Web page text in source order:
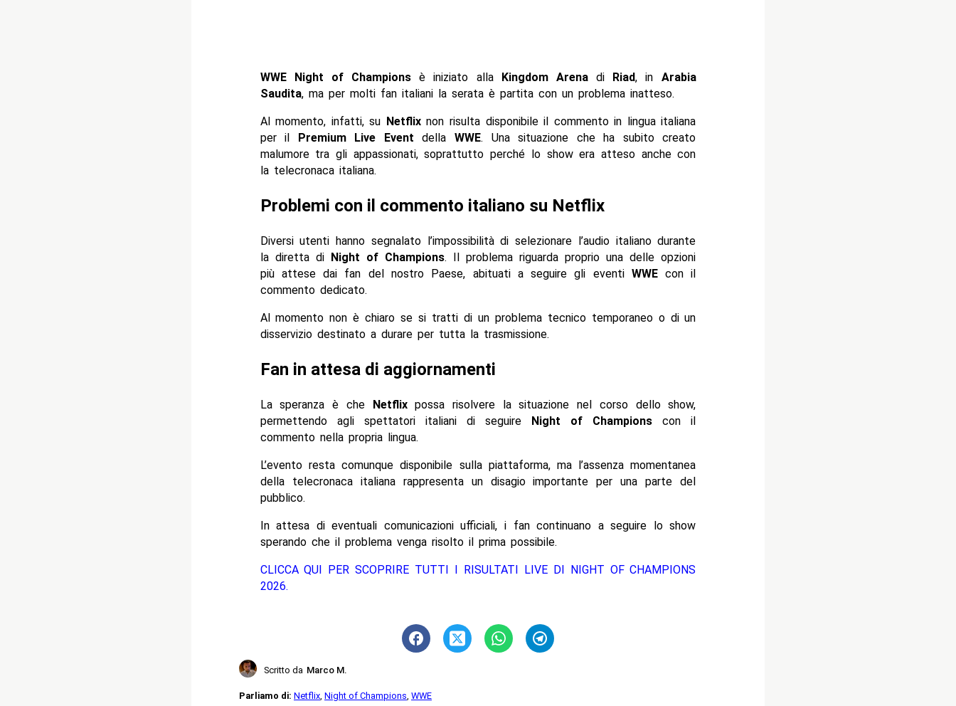
WWE Night of Champions è iniziato alla Kingdom Arenadi Riad, in Arabia
Saudita, ma per molti fan italiani la serata è partita con un problema inatteso.
Al momento, infatti, su Netflixnon risulta disponibile il commento in lingua italiana
per il Premium Live Event dellaWWE. Una situazione che ha subito creato
malumore tra gli appassionati, soprattutto perché lo show era atteso anche con
la telecronaca italiana.
Problemi con il commento italiano su Netflix
Diversi utenti hanno segnalato l’impossibilità di selezionare l’audio italiano durante
la diretta di Night of Champions. Il problema riguarda proprio una delle opzioni
più attese dai fan del nostro Paese, abituati a seguire gli eventi WWEcon il
commento dedicato.
Al momento non è chiaro se si tratti di un problema tecnico temporaneo o di un
disservizio destinato a durare per tutta la trasmissione.
Fan in attesa di aggiornamenti
La speranza è che Netflixpossa risolvere la situazione nel corso dello show,
permettendo agli spettatori italiani di seguire Night of Champions con il
commento nella propria lingua.
L’evento resta comunque disponibile sulla piattaforma, ma l’assenza momentanea
della telecronaca italiana rappresenta un disagio importante per una parte del
pubblico.
In attesa di eventuali comunicazioni ufficiali, i fan continuano a seguire lo show
sperando che il problema venga risolto il prima possibile.
CLICCA QUI PER SCOPRIRE TUTTI I RISULTATI LIVE DI NIGHT OF CHAMPIONS
2026.
Scritto da Marco M.
Parliamo di: Netflix Night of Champions WWE